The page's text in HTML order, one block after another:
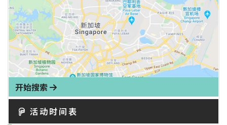
开始搜索
活动时间表